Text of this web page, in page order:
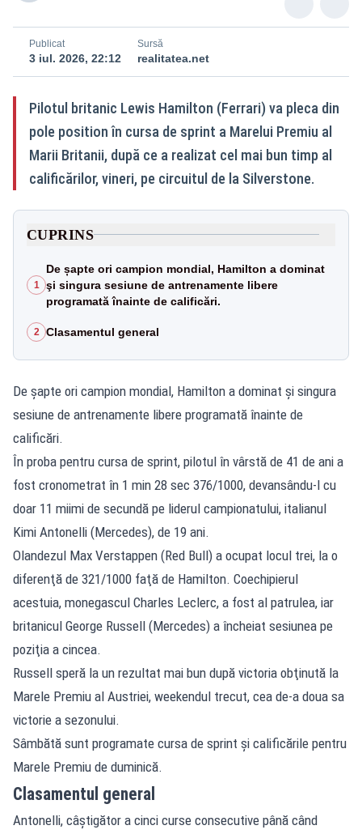
Publicat
3 iul. 2026, 22:12
Sursă
realitatea.net
Pilotul britanic Lewis Hamilton (Ferrari) va pleca din
pole position în cursa de sprint a Marelui Premiu al
Marii Britanii, după ce a realizat cel mai bun timp al
calificărilor, vineri, pe circuitul de la Silverstone.
CUPRINS
1
De șapte ori campion mondial, Hamilton a dominat
şi singura sesiune de antrenamente libere
programată înainte de calificări.
2 Clasamentul general
De șapte ori campion mondial, Hamilton a dominat şi singura
sesiune de antrenamente libere programată înainte de
calificări.
În proba pentru cursa de sprint, pilotul în vârstă de 41 de ani a
fost cronometrat în 1 min 28 sec 376/1000, devansându-l cu
doar 11 miimi de secundă pe liderul campionatului, italianul
Kimi Antonelli (Mercedes), de 19 ani.
Olandezul Max Verstappen (Red Bull) a ocupat locul trei, la o
diferenţă de 321/1000 faţă de Hamilton. Coechipierul
acestuia, monegascul Charles Leclerc, a fost al patrulea, iar
britanicul George Russell (Mercedes) a încheiat sesiunea pe
poziţia a cincea.
Russell speră la un rezultat mai bun după victoria obţinută la
Marele Premiu al Austriei, weekendul trecut, cea de-a doua sa
victorie a sezonului.
Sâmbătă sunt programate cursa de sprint şi calificările pentru
Marele Premiu de duminică.
Clasamentul general
Antonelli, câştigător a cinci curse consecutive până când